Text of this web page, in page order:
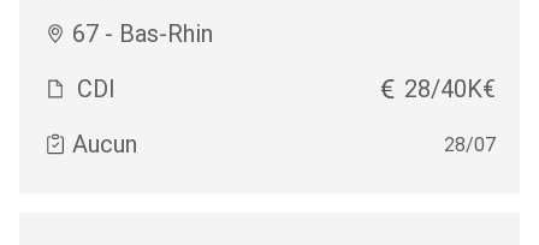
67 - Bas-Rhin
CDI
28/40K€
Aucun
28/07